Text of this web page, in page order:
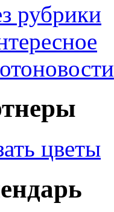
рубрики
цветы